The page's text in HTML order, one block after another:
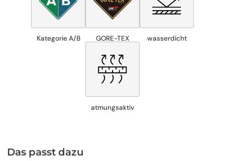
Kategorie A/B GORE-TEX wasserdicht
atmungsaktiv
Das passt dazu